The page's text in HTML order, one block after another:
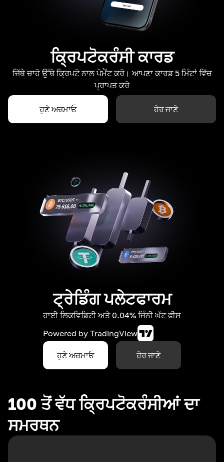
ਕ੍ਰਿਪਟੋਕਰੰਸੀ ਕਾਰਡ
ਜਿੱਥੇ ਚਾਹੋ ਉੱਥੇ ਕ੍ਰਿਪਟੋ ਨਾਲ ਪੇਮੈਂਟ ਕਰੋ। ਆਪਣਾ ਕਾਰਡ 5 ਮਿੰਟਾਂ ਵਿੱਚ
ਪ੍ਰਾਪਤ ਕਰੋ
ਹੁਣੇ ਅਜ਼ਮਾਓ ਹੋਰ ਜਾਣੋ
ਟ੍ਰੇਡਿੰਗ ਪਲੇਟਫਾਰਮ
ਹਾਈ ਲਿਕਵਿਡਿਟੀ ਅਤੇ 0.04% ਜਿੰਨੀ ਘੱਟ ਫੀਸ
Powered by TradingView
ਹੁਣੇ ਅਜ਼ਮਾਓ ਹੋਰ ਜਾਣੋ
100 ਤੋਂ ਵੱਧ ਕ੍ਰਿਪਟੋਕਰੰਸੀਆਂ ਦਾ
ਸਮਰਥਨ